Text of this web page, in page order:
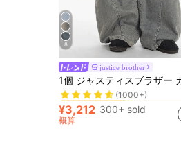
8
justice brother
#4 ベストセラー
(1000+)
#4 ベストセラー
(1000+)
#4 ベストセラー
(1000+)
#4 ベストセラー
¥3,212 300+ sold
概算